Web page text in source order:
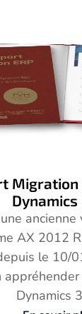
Migration
Dynamics
ancienne
AX 2012
le 10/
Dynamics